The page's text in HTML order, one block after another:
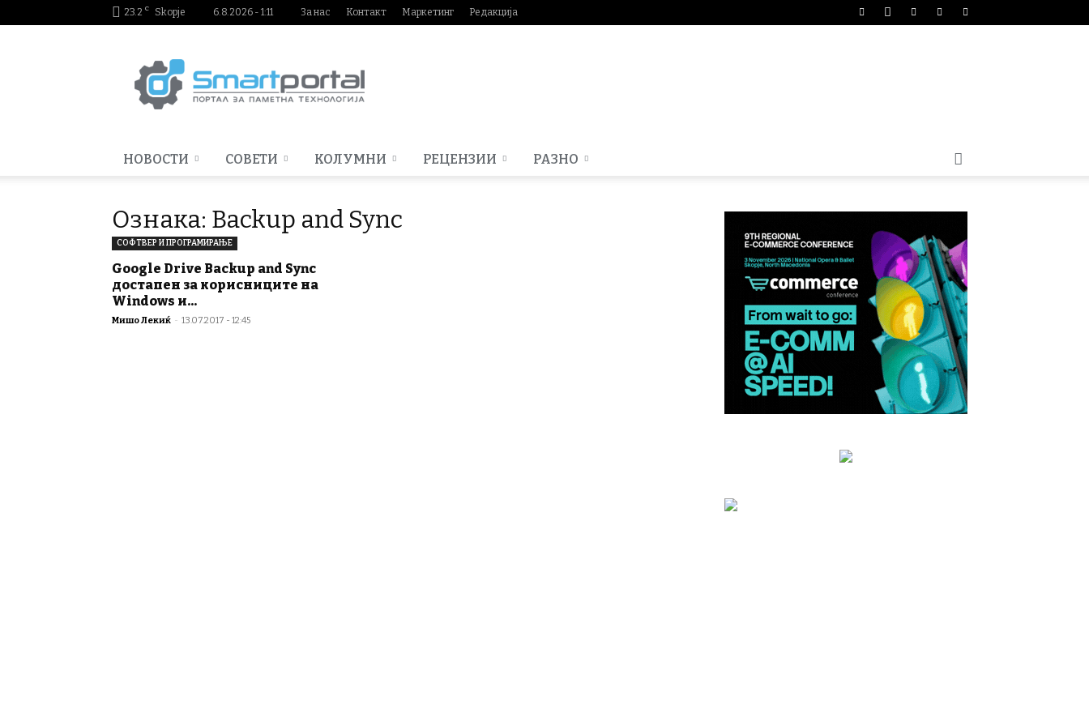
23.2 C Skopje 6.8.2026 - 1:11 За нас Контакт Маркетинг Редакција
НОВОСТИ СОВЕТИ КОЛУМНИ РЕЦЕНЗИИ РАЗНО
Ознака: Backup and Sync
СОФТВЕР И ПРОГРАМИРАЊЕ
Google Drive Backup and Sync
достапен за корисниците на
Windows и...
Мишо Лекиќ - 13.07.2017 - 12:45